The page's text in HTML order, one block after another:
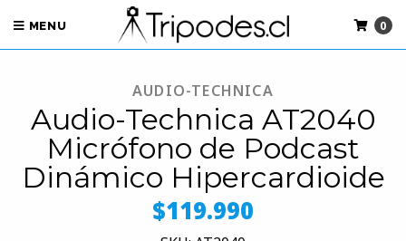
MENU 0
AUDIO-TECHNICA
Audio-Technica AT2040
Micrófono de Podcast
Dinámico Hipercardioide
$119.990